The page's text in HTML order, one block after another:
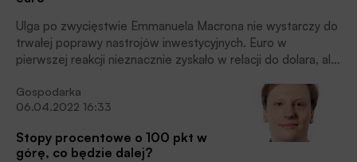
Ulga po zwycięstwie Emmanuela Macrona nie wystarczy do
trwałej poprawy nastrojów inwestycyjnych. Euro w
pierwszej reakcji nieznacznie zyskało w relacji do dolara, ale
osuwał się poniżej 1,08 USD. Do wyrwania się z trendu
osłabienia potrzeba porzucenie zachowawczego i
bojaźliwego nastawienia przez Europejski Bank Centralny.
Na to w najbliższej przyszłości się jednak nie zanosi.
Gospodarka
06.04.2022 16:33
Stopy procentowe o 100 pkt w
górę, co będzie dalej?